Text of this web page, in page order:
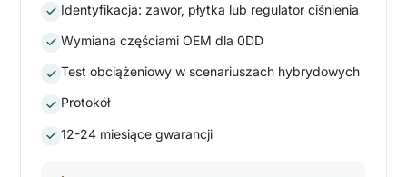
Identyfikacja: zawór, płytka lub regulator ciśnienia
Wymiana częściami OEM dla 0DD
Test obciążeniowy w scenariuszach hybrydowych
Protokół
12-24 miesiące gwarancji